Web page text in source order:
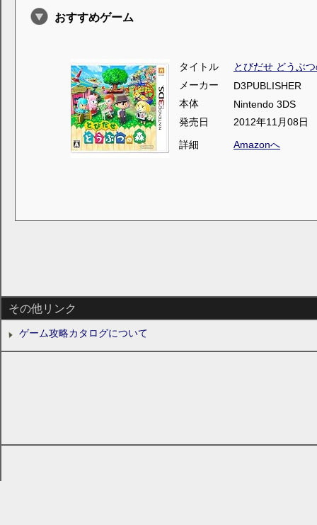
おすすめゲーム
タイトル
とびだせ どうぶ
メーカー
D3PUBLISHER
本体
Nintendo 3DS
発売日
2012年11月08日
詳細
Amazonへ
その他リンク
ゲーム攻略カタログについて